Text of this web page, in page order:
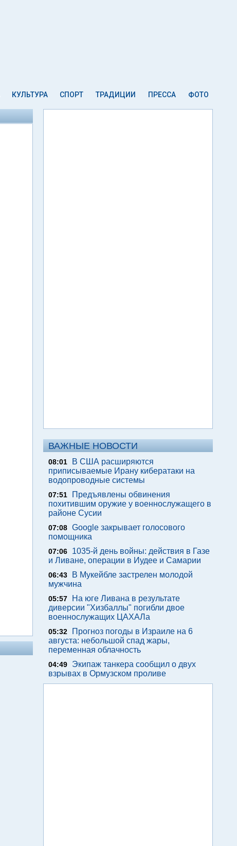
КУЛЬТУРА СПОРТ ТРАДИЦИИ ПРЕССА ФОТО
ВАЖНЫЕ НОВОСТИ
08:01
В США расширяются
приписываемые Ирану кибератаки на
водопроводные системы
07:51
Предъявлены обвинения
похитившим оружие у военнослужащего в
районе Сусии
07:08 Google закрывает голосового
помощника
07:06
1035-й день войны: действия в Газе
и Ливане, операции в Иудее и Самарии
06:43
В Мукейбле застрелен молодой
мужчина
05:57
На юге Ливана в результате
диверсии "Хизбаллы" погибли двое
военнослужащих ЦАХАЛа
05:32
Прогноз погоды в Израиле на 6
августа: небольшой спад жары,
переменная облачность
04:49
Экипаж танкера сообщил о двух
взрывах в Ормузском проливе